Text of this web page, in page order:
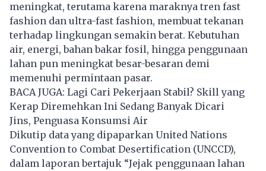
meningkat, terutama karena maraknya tren fast
fashion dan ultra-fast fashion, membuat tekanan
terhadap lingkungan semakin berat. Kebutuhan
air, energi, bahan bakar fosil, hingga penggunaan
lahan pun meningkat besar-besaran demi
memenuhi permintaan pasar.
BACA JUGA: Lagi Cari Pekerjaan Stabil? Skill yang
Kerap Diremehkan Ini Sedang Banyak Dicari
Jins, Penguasa Konsumsi Air
Dikutip data yang dipaparkan United Nations
Convention to Combat Desertification (UNCCD),
dalam laporan bertajuk “Jejak penggunaan lahan